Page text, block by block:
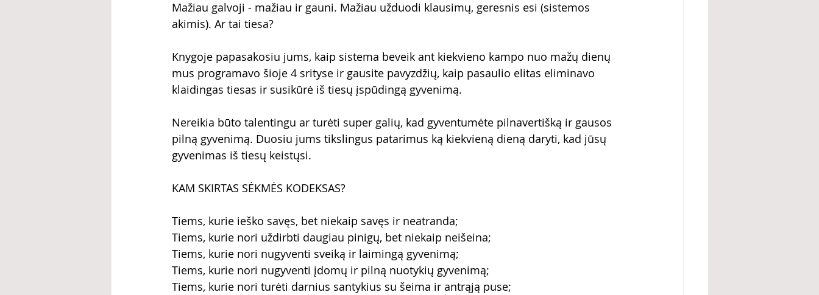
Mažiau galvoji - mažiau ir gauni. Mažiau užduodi klausimų, geresnis esi (sistemos
akimis). Ar tai tiesa?
Knygoje papasakosiu jums, kaip sistema beveik ant kiekvieno kampo nuo mažų dienų
mus programavo šioje 4 srityse ir gausite pavyzdžių, kaip pasaulio elitas eliminavo
klaidingas tiesas ir susikūrė iš tiesų įspūdingą gyvenimą.
Nereikia būto talentingu ar turėti super galių, kad gyventumėte pilnavertišką ir gausos
pilną gyvenimą. Duosiu jums tikslingus patarimus ką kiekvieną dieną daryti, kad jūsų
gyvenimas iš tiesų keistųsi.
KAM SKIRTAS SĖKMĖS KODEKSAS?
Tiems, kurie ieško savęs, bet niekaip savęs ir neatranda;
Tiems, kurie nori uždirbti daugiau pinigų, bet niekaip neišeina;
Tiems, kurie nori nugyventi sveiką ir laimingą gyvenimą;
Tiems, kurie nori nugyventi įdomų ir pilną nuotykių gyvenimą;
Tiems, kurie nori turėti darnius santykius su šeima ir antrąją puse;